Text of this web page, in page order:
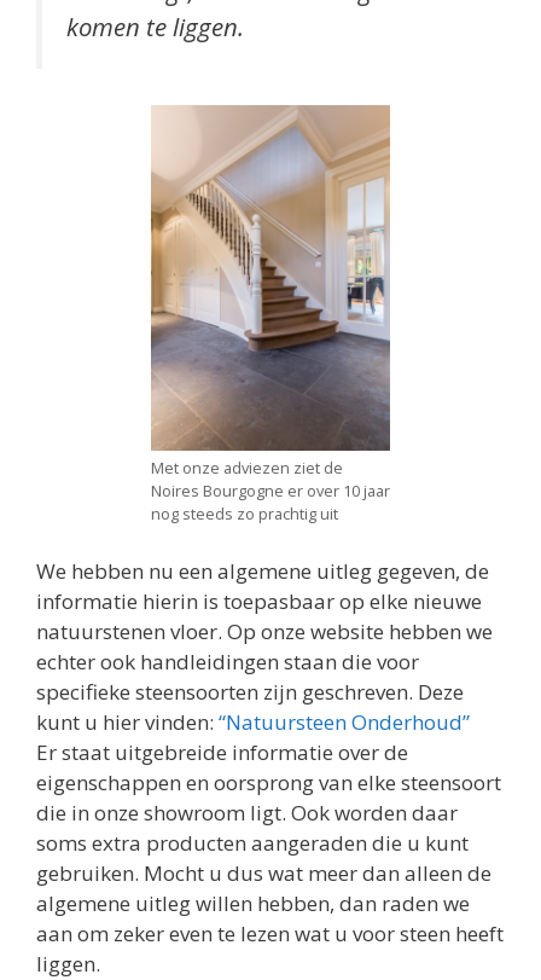
komen te liggen.
Met onze adviezen ziet de
Noires Bourgogne er over 10 jaar
nog steeds zo prachtig uit
We hebben nu een algemene uitleg gegeven, de
informatie hierin is toepasbaar op elke nieuwe
natuurstenen vloer. Op onze website hebben we
echter ook handleidingen staan die voor
specifieke steensoorten zijn geschreven. Deze
kunt u hier vinden: “Natuursteen Onderhoud”
Er staat uitgebreide informatie over de
eigenschappen en oorsprong van elke steensoort
die in onze showroom ligt. Ook worden daar
soms extra producten aangeraden die u kunt
gebruiken. Mocht u dus wat meer dan alleen de
algemene uitleg willen hebben, dan raden we
aan om zeker even te lezen wat u voor steen heeft
liggen.